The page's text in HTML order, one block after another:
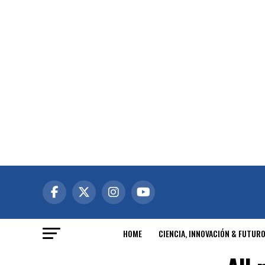
HOME CIENCIA, INNOVACIÓN & FUTURO